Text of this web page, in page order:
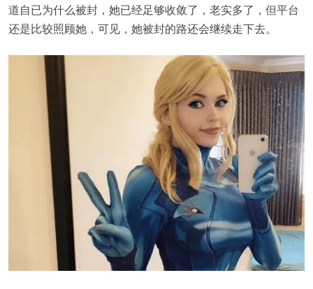
道自已为什么被封，她已经足够收敛了，老实多了，但平台
还是比较照顾她，可见，她被封的路还会继续走下去。